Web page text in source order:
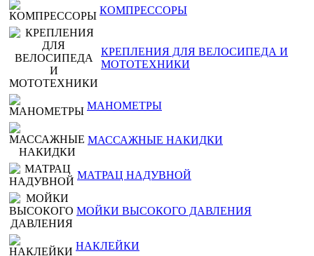
КОМПРЕССОРЫ
КРЕПЛЕНИЯ ДЛЯ ВЕЛОСИПЕДА И
МОТОТЕХНИКИ
МАНОМЕТРЫ
МАССАЖНЫЕ НАКИДКИ
МАТРАЦ НАДУВНОЙ
МОЙКИ ВЫСОКОГО ДАВЛЕНИЯ
НАКЛЕЙКИ